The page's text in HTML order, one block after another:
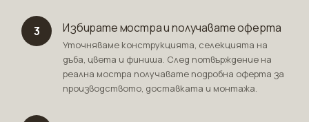
3 Избирате мостра и получавате оферта
Уточняваме конструкцията, селекцията на
дъба, цвета и финиша. След потвърждение на
реална мостра получавате подробна оферта за
производството, доставката и монтажа.